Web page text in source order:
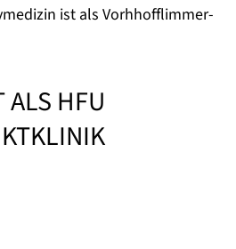
ist als Vorhhofflimmer-
ALS HFU